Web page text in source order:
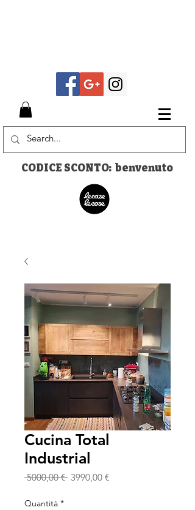
CODICE SCONTO: benvenuto
Cucina Total
Industrial
5000,00 € Prezzo
3990,00 €Prezzo
Quantità *